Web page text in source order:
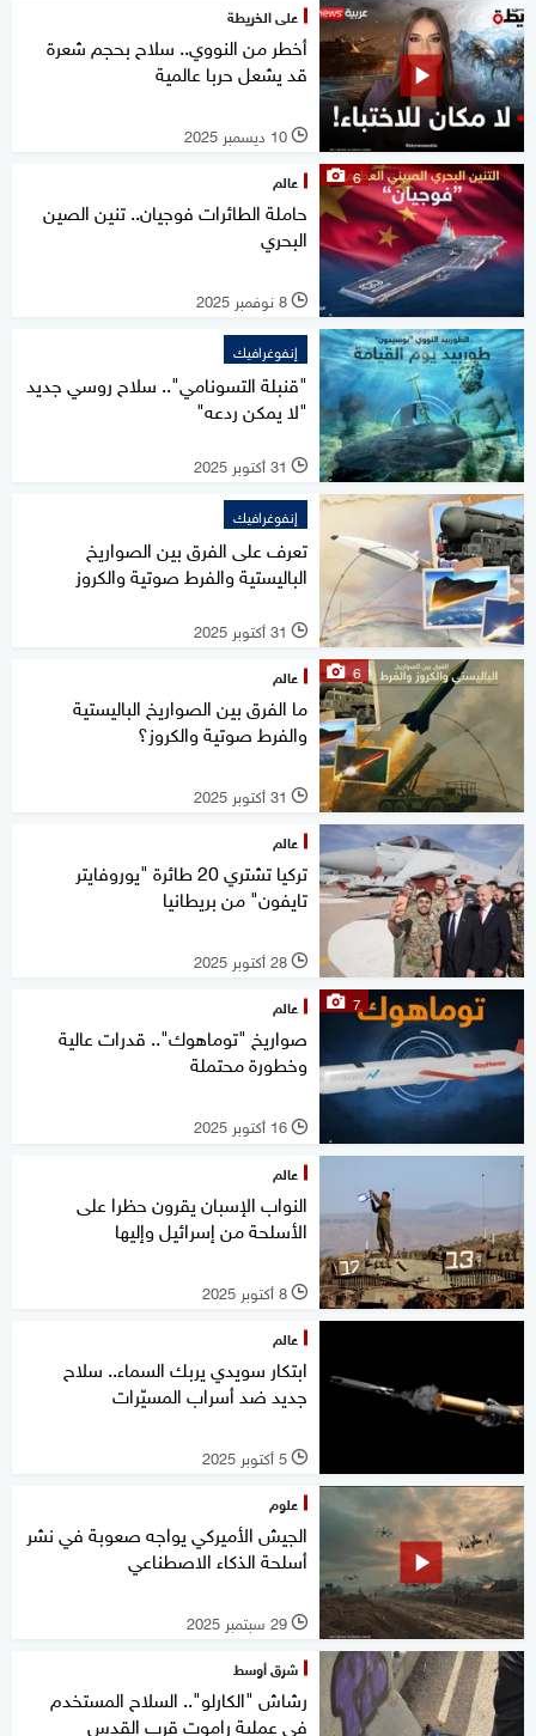
على الخريطة
أخطر من النووي.. سلاح بحجم شعرة
قد يشعل حربا عالمية
l 10 ديسمبر 2025
6 عالم
حاملة الطائرات فوجيان.. تنين الصين
البحري
l 8 نوفمبر 2025
إنفوغرافيك
"قنبلة التسونامي".. سلاح روسي جديد
"لا يمكن ردعه"
l 31 أكتوبر 2025
إنفوغرافيك
تعرف على الفرق بين الصواريخ
الباليستية والفرط صوتية والكروز
l 31 أكتوبر 2025
6 عالم
ما الفرق بين الصواريخ الباليستية
والفرط صوتية والكروز؟
l 31 أكتوبر 2025
عالم
تركيا تشتري 20 طائرة "يوروفايتر
تايفون" من بريطانيا
l 28 أكتوبر 2025
7 عالم
صواريخ "توماهوك".. قدرات عالية
وخطورة محتملة
l 16 أكتوبر 2025
عالم
النواب الإسبان يقرون حظرا على
الأسلحة من إسرائيل وإليها
l 8 أكتوبر 2025
عالم
ابتكار سويدي يربك السماء.. سلاح
جديد ضد أسراب المسيّرات
l 5 أكتوبر 2025
علوم
الجيش الأميركي يواجه صعوبة في نشر
أسلحة الذكاء الاصطناعي
l 29 سبتمبر 2025
شرق أوسط
رشاش "الكارلو".. السلاح المستخدم
في عملية راموت قرب القدس